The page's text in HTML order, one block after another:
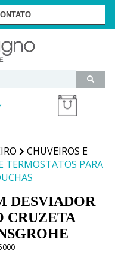
7006
2294-8091
(11) 99467-1909
CHUVEIROS E
TERMOSTATOS PARA
DESVIADOR
CRUZETA